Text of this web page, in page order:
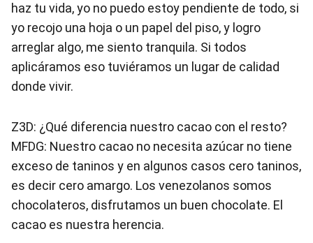
haz tu vida, yo no puedo estoy pendiente de todo, si
yo recojo una hoja o un papel del piso, y logro
arreglar algo, me siento tranquila. Si todos
aplicáramos eso tuviéramos un lugar de calidad
donde vivir.
Z3D: ¿Qué diferencia nuestro cacao con el resto?
MFDG: Nuestro cacao no necesita azúcar no tiene
exceso de taninos y en algunos casos cero taninos,
es decir cero amargo. Los venezolanos somos
chocolateros, disfrutamos un buen chocolate. El
cacao es nuestra herencia.